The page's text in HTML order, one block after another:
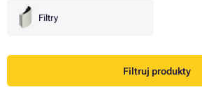
Filtry
Filtruj produkty